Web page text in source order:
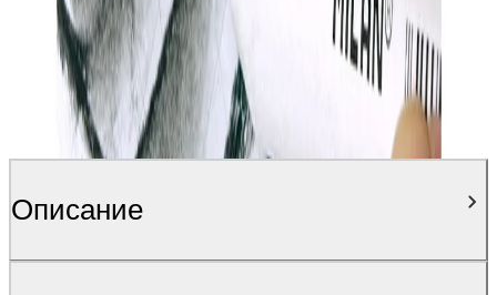
Описание